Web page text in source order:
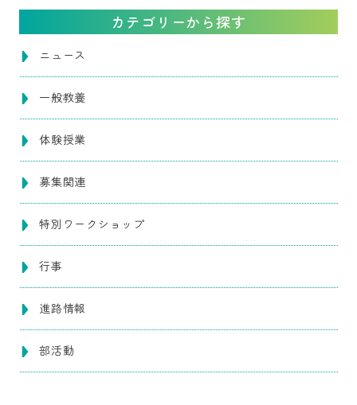
カテゴリーから探す
ニュース
一般教養
体験授業
募集関連
特別ワークショップ
行事
進路情報
部活動